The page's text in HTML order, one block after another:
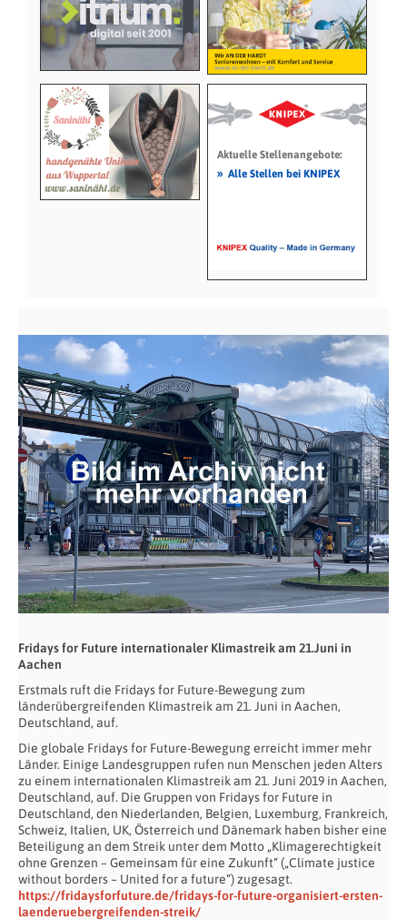
Aktuelle Stellenangebote:
» Alle Stellen bei KNIPEX
Fridays for Future internationaler Klimastreik am 21.Juni in
Aachen
Erstmals ruft die Fridays for Future-Bewegung zum
länderübergreifenden Klimastreik am 21. Juni in Aachen,
Deutschland, auf.
Die globale Fridays for Future-Bewegung erreicht immer mehr
Länder. Einige Landesgruppen rufen nun Menschen jeden Alters
zu einem internationalen Klimastreik am 21. Juni 2019 in Aachen,
Deutschland, auf. Die Gruppen von Fridays for Future in
Deutschland, den Niederlanden, Belgien, Luxemburg, Frankreich,
Schweiz, Italien, UK, Österreich und Dänemark haben bisher eine
Beteiligung an dem Streik unter dem Motto „Klimagerechtigkeit
ohne Grenzen – Gemeinsam für eine Zukunft“ („Climate justice
without borders – United for a future“) zugesagt.
https://fridaysforfuture.de/fridays-for-future-organisiert-ersten-
laenderuebergreifenden-streik/